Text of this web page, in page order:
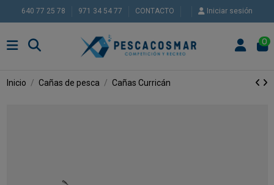
640 77 25 78 971 34 54 77 CONTACTO Iniciar sesión
0
Inicio Cañas de pesca Cañas Curricán